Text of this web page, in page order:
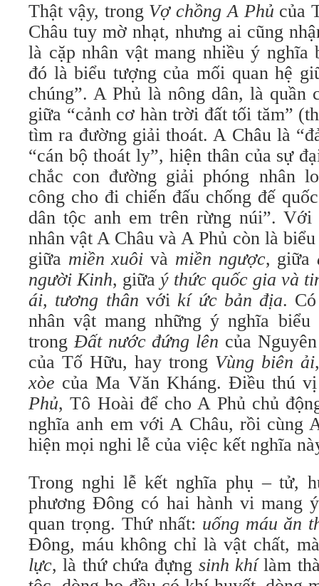
Thật vậy, trong Vợ chồng A Phủ của
Châu tuy mờ nhạt, nhưng ai cũng
là cặp nhân vật mang nhiều ý nghĩa
đó là biểu tượng của mối quan hệ
chúng”. A Phủ là nông dân, là quần
giữa “cảnh cơ hàn trời đất tối tăm”
tìm ra đường giải thoát. A Châu là
“cán bộ thoát ly”, hiện thân của sự
chắc con đường giải phóng nhân
công cho đi chiến đấu chống đế
dân tộc anh em trên rừng núi”.
nhân vật A Châu và A Phủ còn là
giữa miền xuôi và miền ngược, giữa
người Kinh, giữa ý thức quốc gia và
ái, tương thân vớikí ức bản địa.
nhân vật mang những ý nghĩa
trongĐất nước đứng lên của
của Tố Hữu, hay trong Vùng biên ải
xòe của Ma Văn Kháng. Điều thú
Phủ, Tô Hoài để cho A Phủ chủ
nghĩa anh em với A Châu, rồi cùng
hiện mọi nghi lễ của việc kết nghĩa
Trong nghi lễ kết nghĩa phụ – tử,
phương Đông có hai hành vi mang
quan trọng. Thứ nhất: uống máu ăn
Đông, máu không chỉ là vật chất,
lực, là thứ chứa đựng sinh khílàm